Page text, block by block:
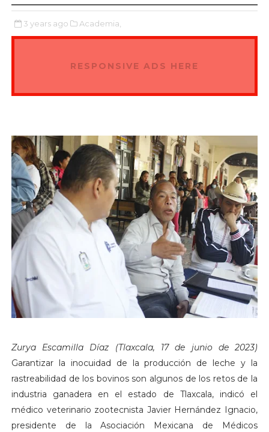
3 years ago Academia,
RESPONSIVE ADS HERE
Zurya Escamilla Díaz (Tlaxcala, 17 de junio de 2023)
Garantizar la inocuidad de la producción de leche y la
rastreabilidad de los bovinos son algunos de los retos de la
industria ganadera en el estado de Tlaxcala, indicó el
médico veterinario zootecnista Javier Hernández Ignacio,
presidente de la Asociación Mexicana de Médicos